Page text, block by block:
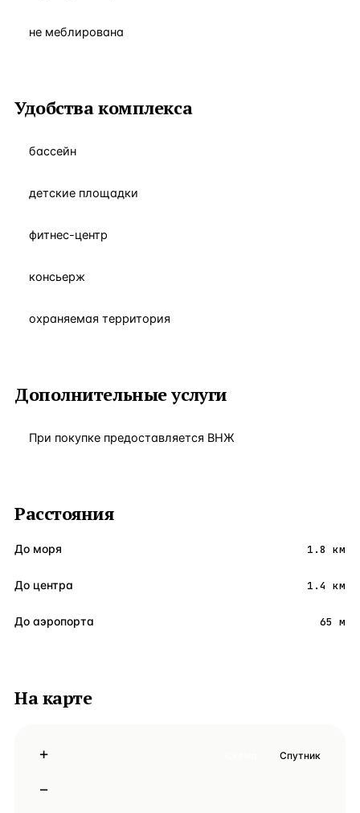
не меблирована
Удобства комплекса
бассейн
детские площадки
фитнес-центр
консьерж
охраняемая территория
Дополнительные услуги
При покупке предоставляется ВНЖ
Расстояния
До моря 1.8 км
До центра 1.4 км
До аэропорта 65 м
На карте
+
−
Спутник